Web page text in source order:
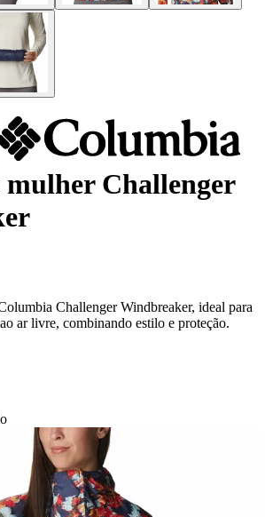
mulher Challenger
Challenger Windbreaker, ideal para
ar livre, combinando estilo e proteção.